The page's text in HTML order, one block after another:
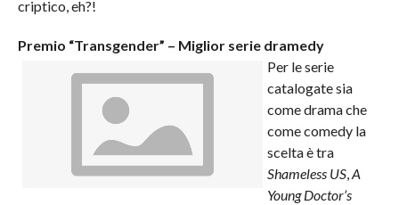
criptico, eh?!
Premio “Transgender” – Miglior serie dramedy
Per le serie
catalogate sia
come drama che
come comedy la
scelta è tra
Shameless US,A
Young Doctor’s